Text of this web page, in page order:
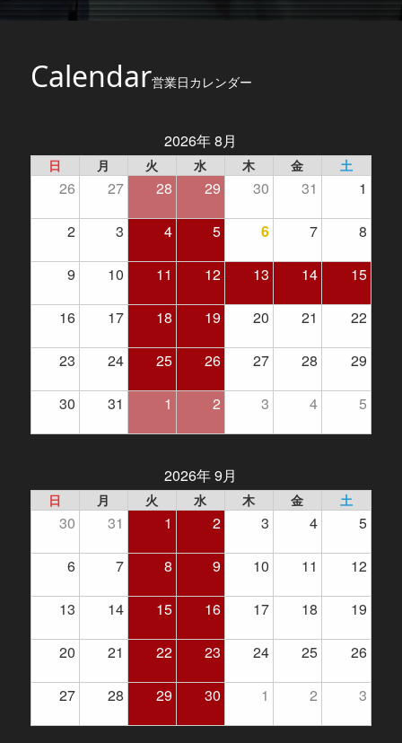
Calendar営業日カレンダー
2026年 8月
日 月 火 水 木 金 土
26 27 28 29 30 31 1
2 3 4 5 6 7 8
9 10 11 12 13 14 15
16 17 18 19 20 21 22
23 24 25 26 27 28 29
30 31 1 2 3 4 5
2026年 9月
日 月 火 水 木 金 土
30 31 1 2 3 4 5
6 7 8 9 10 11 12
13 14 15 16 17 18 19
20 21 22 23 24 25 26
27 28 29 30 1 2 3